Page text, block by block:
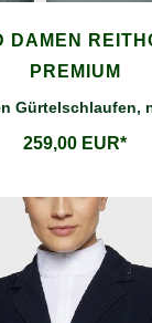
DAMEN
PREMIUM
Gürtelschlaufen,
259,00 EUR*